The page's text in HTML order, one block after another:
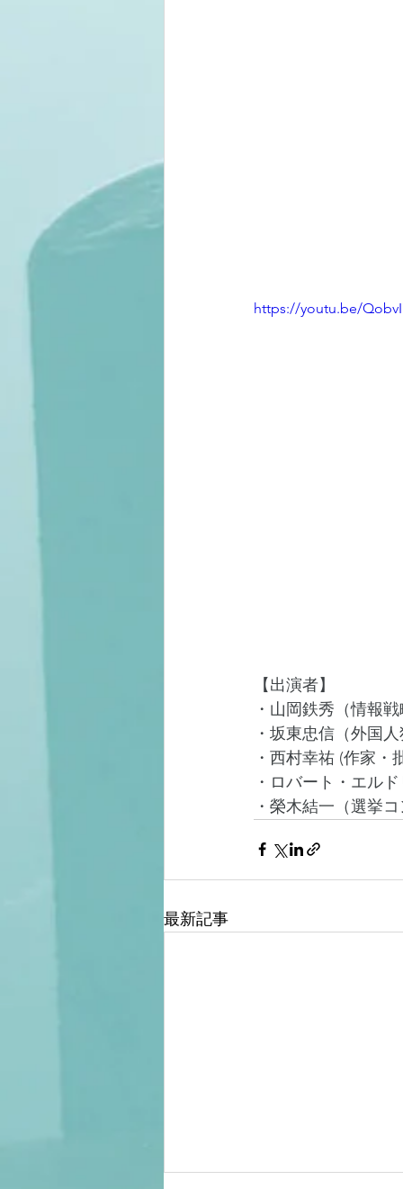
https://youtu.be/
【出演者】
・山岡鉄秀（情報戦
・坂東忠信（外国
・西村幸祐 (作家・
・ロバート・エル
・榮木結一（選挙
最新記事